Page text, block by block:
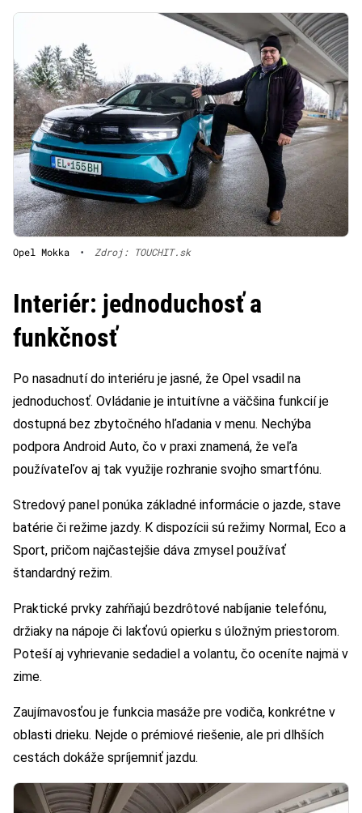
Opel Mokka • Zdroj: TOUCHIT.sk
Interiér: jednoduchosť a
funkčnosť
Po nasadnutí do interiéru je jasné, že Opel vsadil na
jednoduchosť. Ovládanie je intuitívne a väčšina funkcií je
dostupná bez zbytočného hľadania v menu. Nechýba
podpora Android Auto, čo v praxi znamená, že veľa
používateľov aj tak využije rozhranie svojho smartfónu.
Stredový panel ponúka základné informácie o jazde, stave
batérie či režime jazdy. K dispozícii sú režimy Normal, Eco a
Sport, pričom najčastejšie dáva zmysel používať
štandardný režim.
Praktické prvky zahŕňajú bezdrôtové nabíjanie telefónu,
držiaky na nápoje či lakťovú opierku s úložným priestorom.
Poteší aj vyhrievanie sedadiel a volantu, čo oceníte najmä v
zime.
Zaujímavosťou je funkcia masáže pre vodiča, konkrétne v
oblasti drieku. Nejde o prémiové riešenie, ale pri dlhších
cestách dokáže spríjemniť jazdu.